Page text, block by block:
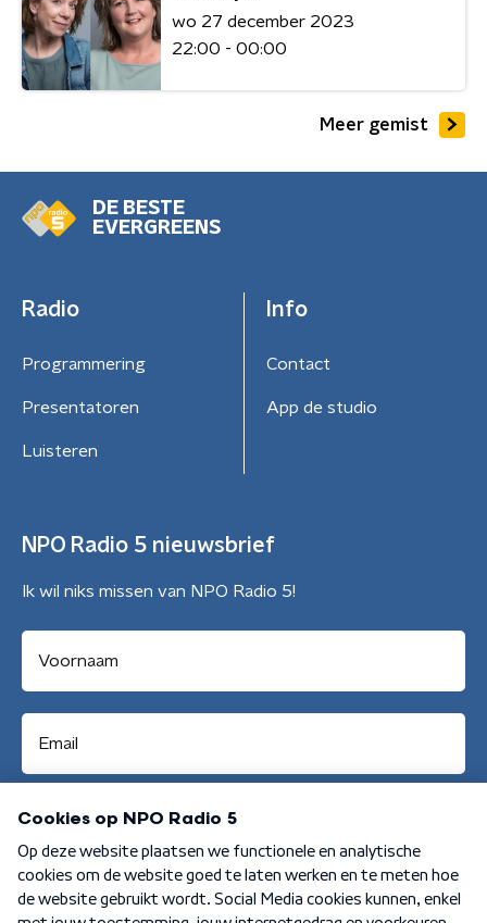
wo 27 december 2023
22:00 - 00:00
Meer gemist
DE BESTE
EVERGREENS
Radio
Programmering
Presentatoren
Luisteren
Info
Contact
App de studio
NPO Radio 5 nieuwsbrief
Ik wil niks missen van NPO Radio 5!
Aanmelden
Algemene voorwaarden